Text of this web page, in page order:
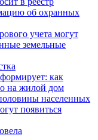
об охранных
учета могут
земельные
как
на жилой дом
населенных
появиться